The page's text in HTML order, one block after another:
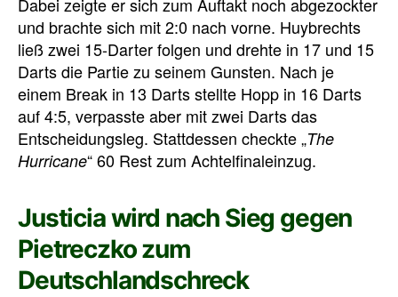
Dabei zeigte er sich zum Auftakt noch abgezockter
und brachte sich mit 2:0 nach vorne. Huybrechts
ließ zwei 15-Darter folgen und drehte in 17 und 15
Darts die Partie zu seinem Gunsten. Nach je
einem Break in 13 Darts stellte Hopp in 16 Darts
auf 4:5, verpasste aber mit zwei Darts das
Entscheidungsleg. Stattdessen checkte „The
Hurricane“ 60 Rest zum Achtelfinaleinzug.
Justicia wird nach Sieg gegen
Pietreczko zum
Deutschlandschreck